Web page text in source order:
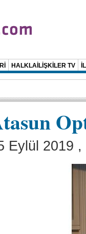
HALKLAİLİŞKİLER TV
Eylül 2019